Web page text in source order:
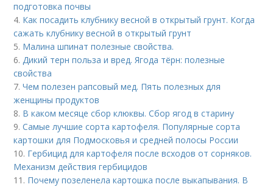
подготовка почвы
4. Как посадить клубнику весной в открытый грунт. Когда
сажать клубнику весной в открытый грунт
5. Малина шпинат полезные свойства.
6.Дикий терн польза и вред. Ягода тёрн: полезные
свойства
7.Чем полезен рапсовый мед. Пять полезных для
женщины продуктов
8. В каком месяце сбор клюквы. Сбор ягод в старину
9.Самые лучшие сорта картофеля. Популярные сорта
картошки для Подмосковья и средней полосы России
10. Гербицид для картофеля после всходов от сорняков.
Механизм действия гербицидов
11. Почему позеленела картошка после выкапывания. В